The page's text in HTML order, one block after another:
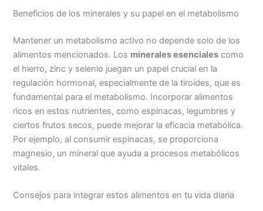
Beneficios de los minerales y su papel en el metabolismo
Mantener un metabolismo activo no depende solo de los
alimentos mencionados. Los minerales esenciales como
el hierro, zinc y selenio juegan un papel crucial en la
regulación hormonal, especialmente de la tiroides, que es
fundamental para el metabolismo. Incorporar alimentos
ricos en estos nutrientes, como espinacas, legumbres y
ciertos frutos secos, puede mejorar la eficacia metabólica.
Por ejemplo, al consumir espinacas, se proporciona
magnesio, un mineral que ayuda a procesos metabólicos
vitales.
Consejos para integrar estos alimentos en tu vida diaria